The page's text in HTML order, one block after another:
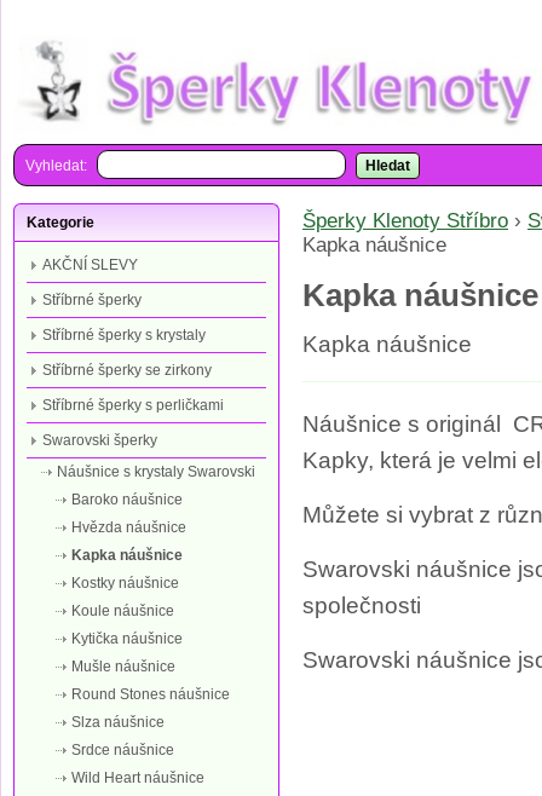
Vyhledat: Hledat
Šperky Klenoty Stříbro ›
Kapka náušnice
Kapka náušnice
Kapka náušnice
Náušnice s originál
Kapky, která je velmi
Můžete si vybrat z
Swarovski náušnice
společnosti
Swarovski náušnice
Kategorie
AKČNÍ SLEVY
Stříbrné šperky
Stříbrné šperky s krystaly
Stříbrné šperky se zirkony
Stříbrné šperky s perličkami
Swarovski šperky
Náušnice s krystaly Swarovski
Baroko náušnice
Hvězda náušnice
Kapka náušnice
Kostky náušnice
Koule náušnice
Kytička náušnice
Mušle náušnice
Round Stones náušnice
Slza náušnice
Srdce náušnice
Wild Heart náušnice